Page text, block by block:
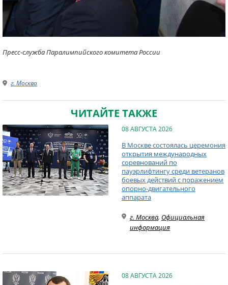
Пресс-служба Паралимпийского комитета России
г. Москва
ЧИТАЙТЕ ТАКЖЕ
08 АВГУСТА 2026
В Москве состоялась церемония
открытия международных
соревнований по
пауэрлифтингу среди ветеранов
боевых действий с поражением
опорно-двигательного
аппарата
г. Москва, Официальная
информация
08 АВГУСТА 2026